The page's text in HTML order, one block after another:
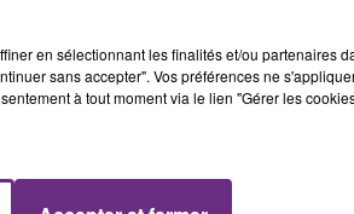
en sélectionnant les finalités et/ou partenaires
sans accepter". Vos préférences ne
à tout moment via le lien "Gérer les